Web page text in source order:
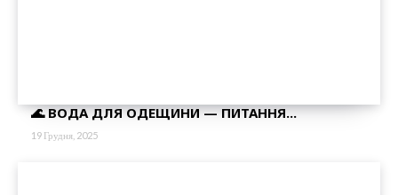
🌊 ВОДА ДЛЯ ОДЕЩИНИ — ПИТАННЯ...
19 Грудня, 2025